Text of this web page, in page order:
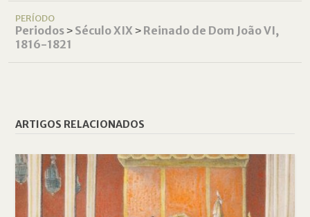
PERÍODO
Periodos˃ Século XIX ˃ Reinado de Dom João VI,
1816-1821
ARTIGOS RELACIONADOS